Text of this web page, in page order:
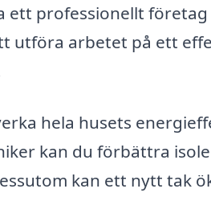
professionellt
utföra arbetet på ett
hela husets
kan du förbättra
kan ett nytt tak